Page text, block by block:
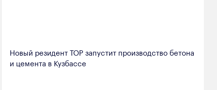
Новый резидент ТОР запустит производство бетона
и цемента в Кузбассе